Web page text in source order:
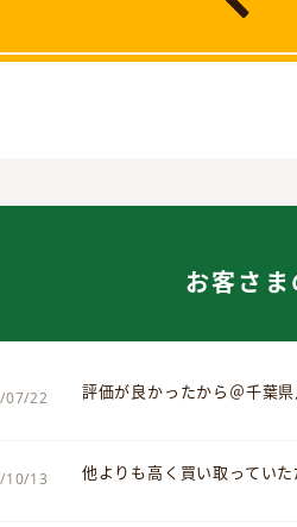
お客さま
07/22 評価が良かったから＠千葉
10/13 他よりも高く買い取ってい